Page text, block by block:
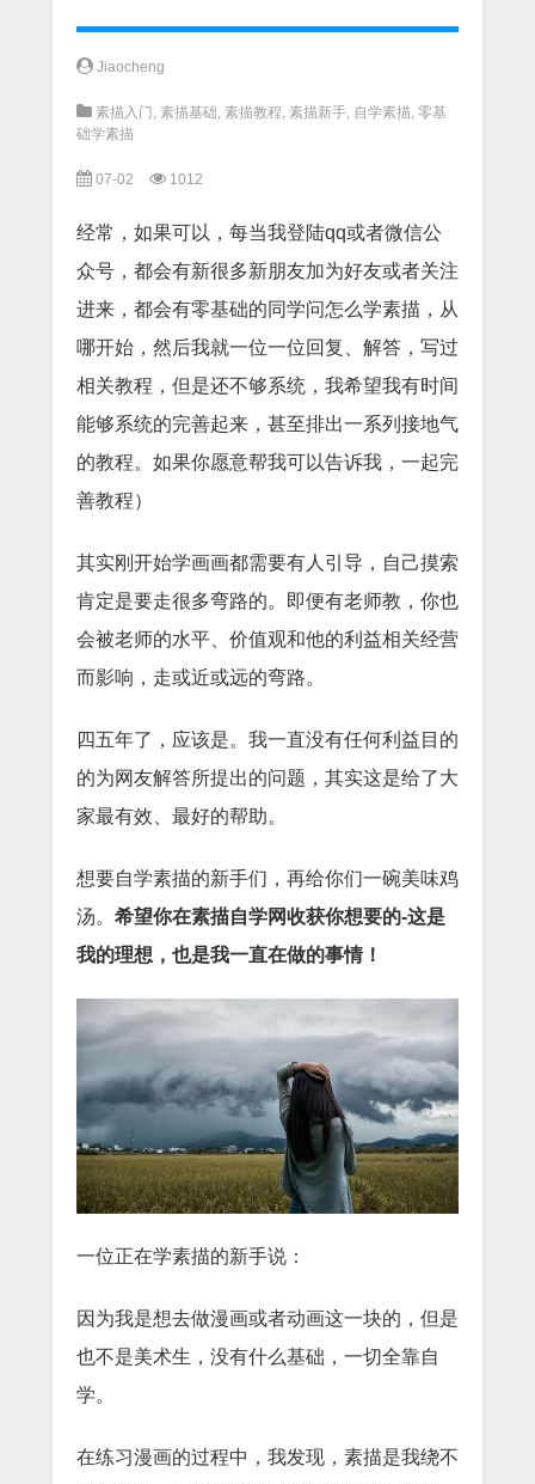
Jiaocheng
素描入门 , 素描基础, 素描教程, 素描新手, 自学素描, 零基
础学素描
07-02 1012
经常，如果可以，每当我登陆qq或者微信公
众号，都会有新很多新朋友加为好友或者关注
进来，都会有零基础的同学问怎么学素描，从
哪开始，然后我就一位一位回复、解答，写过
相关教程，但是还不够系统，我希望我有时间
能够系统的完善起来，甚至排出一系列接地气
的教程。如果你愿意帮我可以告诉我，一起完
善教程）
其实刚开始学画画都需要有人引导，自己摸索
肯定是要走很多弯路的。即便有老师教，你也
会被老师的水平、价值观和他的利益相关经营
而影响，走或近或远的弯路。
四五年了，应该是。我一直没有任何利益目的
的为网友解答所提出的问题，其实这是给了大
家最有效、最好的帮助。
想要自学素描的新手们，再给你们一碗美味鸡
汤。 希望你在素描自学网收获你想要的-这是
我的理想，也是我一直在做的事情！
一位正在学素描的新手说：
因为我是想去做漫画或者动画这一块的，但是
也不是美术生，没有什么基础， 一切全靠自
学。
在练习漫画的过程中，我发现，素描是我绕不